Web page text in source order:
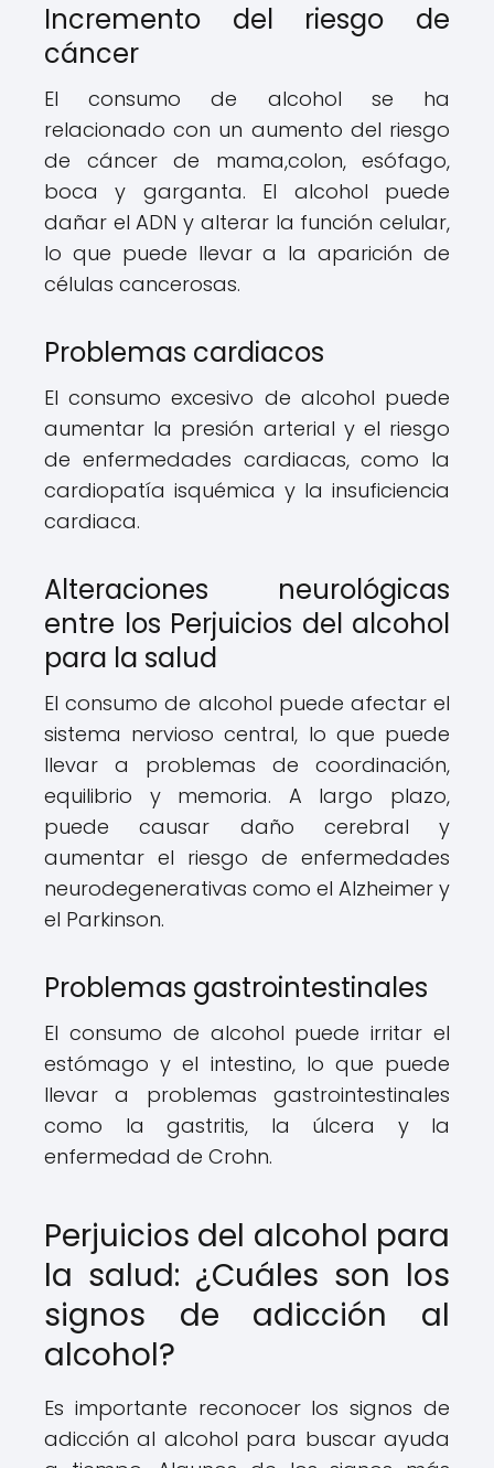
Incremento del riesgo de
cáncer
El consumo de alcohol se ha
relacionado con un aumento del riesgo
de cáncer de mama,colon, esófago,
boca y garganta. El alcohol puede
dañar el ADN y alterar la función celular,
lo que puede llevar a la aparición de
células cancerosas.
Problemas cardiacos
El consumo excesivo de alcohol puede
aumentar la presión arterial y el riesgo
de enfermedades cardiacas, como la
cardiopatía isquémica y la insuficiencia
cardiaca.
Alteraciones neurológicas
entre los Perjuicios del alcohol
para la salud
El consumo de alcohol puede afectar el
sistema nervioso central, lo que puede
llevar a problemas de coordinación,
equilibrio y memoria. A largo plazo,
puede causar daño cerebral y
aumentar el riesgo de enfermedades
neurodegenerativas como el Alzheimer y
el Parkinson.
Problemas gastrointestinales
El consumo de alcohol puede irritar el
estómago y el intestino, lo que puede
llevar a problemas gastrointestinales
como la gastritis, la úlcera y la
enfermedad de Crohn.
Perjuicios del alcohol para
la salud: ¿Cuáles son los
signos de adicción al
alcohol?
Es importante reconocer los signos de
adicción al alcohol para buscar ayuda